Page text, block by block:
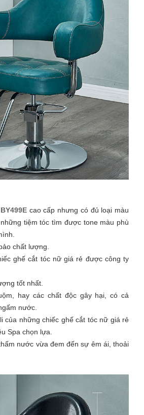
cao cấp nhưng có đủ loại màu
tiệm tóc tìm được tone màu phù
chất lượng.
ghế cắt tóc nữ giá rẻ được công ty
tốt nhất.
hay các chất độc gây hại, có cả
nước.
của những chiếc ghế cắt tóc nữ giá rẻ
Spa chọn lựa.
nước vừa đem đến sự êm ái, thoải